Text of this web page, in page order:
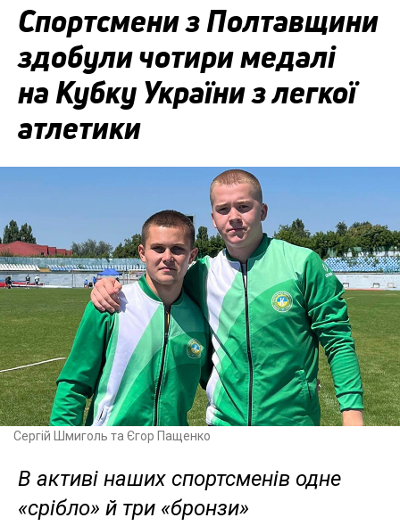
Спортсмени з Полтавщини
здобули чотири медалі
на Кубку України з легкої
атлетики
Сергій Шмиголь та Єгор Пащенко
В активі наших спортсменів одне
«срібло» й три «бронзи»